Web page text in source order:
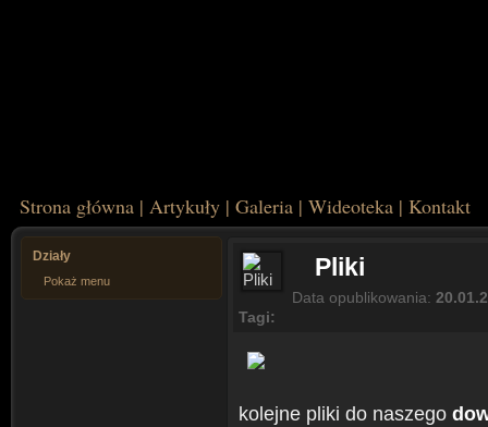
Strona główna | Artykuły | Galeria | Wideoteka | Kontakt
Działy
Pokaż menu Pliki
Data opublikowania:
Tagi:
kolejne pliki do naszego